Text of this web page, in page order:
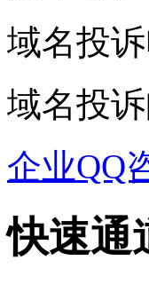
域名投
域名投
企业QQ
快速通